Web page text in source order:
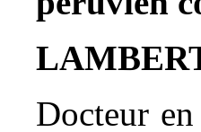
Docteur